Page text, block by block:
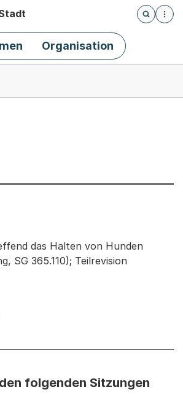
Öffnet
Organisation
Ausgewählten Geschäft
das Halten von Hunden
SG 365.110); Teilrevision
folgenden Sitzungen